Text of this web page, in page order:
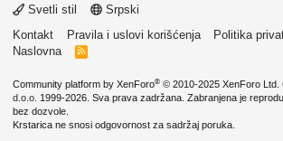
Svetli stil
Srpski
Kontakt
Pravila i uslovi korišćenja Politika
Naslovna
R
Community platform by XenForo® © 2010-2025 XenForo Ltd.
d.o.o. 1999-2026. Sva prava zadržana. Zabranjena je
bez dozvole.
Krstarica ne snosi odgovornost za sadržaj poruka.